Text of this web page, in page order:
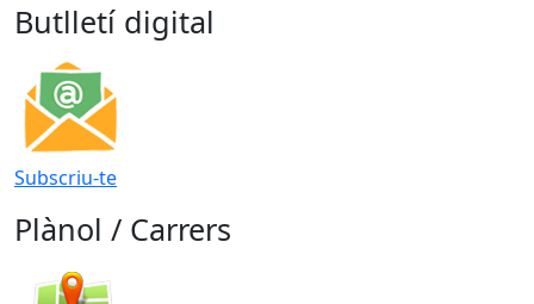
Butlletí digital
Subscriu-te
Plànol / Carrers